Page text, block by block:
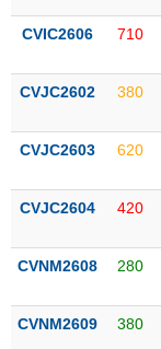
CVIC2606 710
CVJC2602 380
CVJC2603 620
CVJC2604 420
CVNM2608 280
CVNM2609 380
Thuật
ngữ
vụ
(-)
tạo